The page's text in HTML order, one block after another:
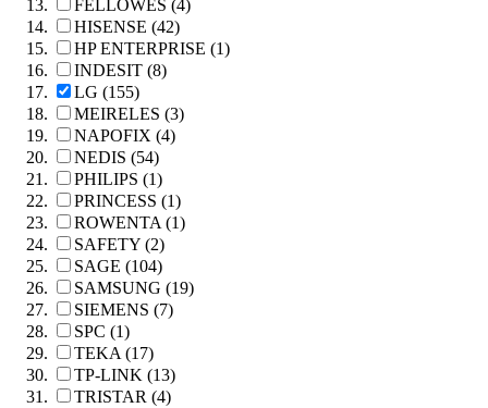
FELLOWES (4)
HISENSE (42)
HP ENTERPRISE (1)
INDESIT (8)
LG (155)
MEIRELES (3)
NAPOFIX (4)
NEDIS (54)
PHILIPS (1)
PRINCESS (1)
ROWENTA (1)
SAFETY (2)
SAGE (104)
SAMSUNG (19)
SIEMENS (7)
SPC (1)
TEKA (17)
TP-LINK (13)
TRISTAR (4)